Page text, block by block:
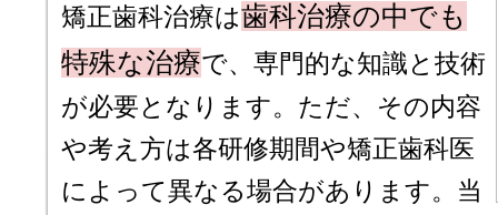
矯正歯科治療は歯科治療の中でも
特殊な治療で、専門的な知識と技術
が必要となります。ただ、その内容
や考え方は各研修期間や矯正歯科医
によって異なる場合があります。当